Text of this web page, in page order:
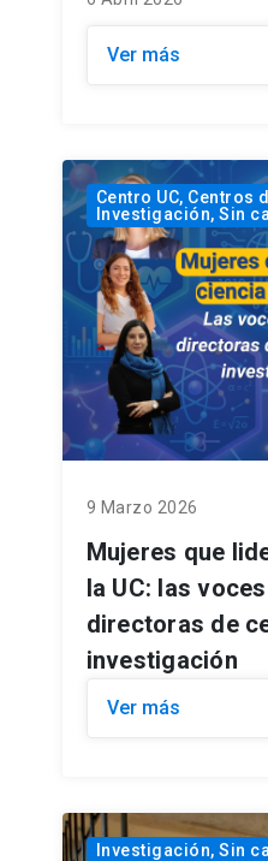
Ver más
Centro UC, Centros
Investigación, Sin
9 Marzo 2026
Mujeres que
la UC: las
directoras de
investigación
Ver más
Investigación, Sin